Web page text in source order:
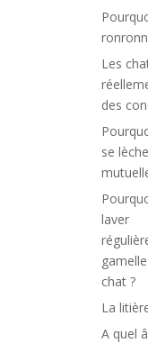
Les
des
se
laver
chat ?
La
A quel